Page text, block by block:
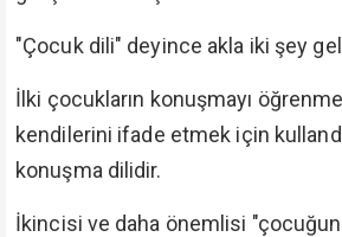
"Çocuk dili" deyince akla iki şey
İlki çocukların konuşmayı
kendilerini ifade etmek için
konuşma dilidir.
İkincisi ve daha önemlisi